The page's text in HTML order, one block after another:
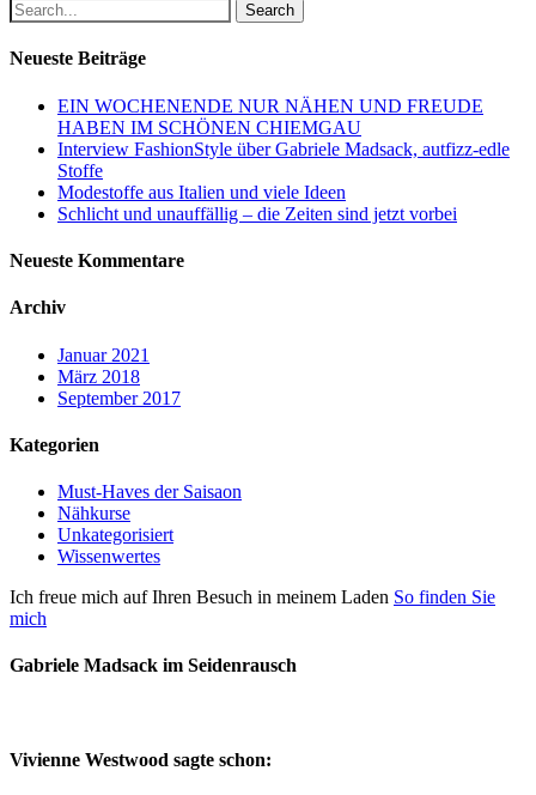
Search
Neueste Beiträge
EIN WOCHENENDE NUR NÄHEN UND FREUDE
HABEN IM SCHÖNEN CHIEMGAU
Interview FashionStyle über Gabriele Madsack, autfizz-edle
Stoffe
Modestoffe aus Italien und viele Ideen
Schlicht und unauffällig – die Zeiten sind jetzt vorbei
Neueste Kommentare
Archiv
Januar 2021
März 2018
September 2017
Kategorien
Must-Haves der Saisaon
Nähkurse
Unkategorisiert
Wissenwertes
Ich freue mich auf Ihren Besuch in meinem Laden So finden Sie
mich
Gabriele Madsack im Seidenrausch
Vivienne Westwood sagte schon: